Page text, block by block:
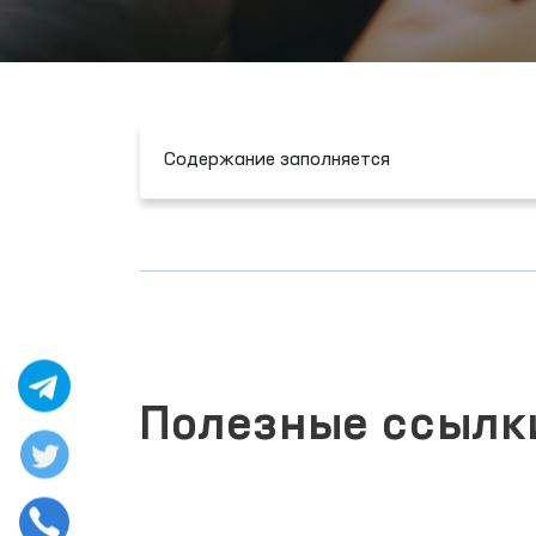
Содержание заполняется
Полезные